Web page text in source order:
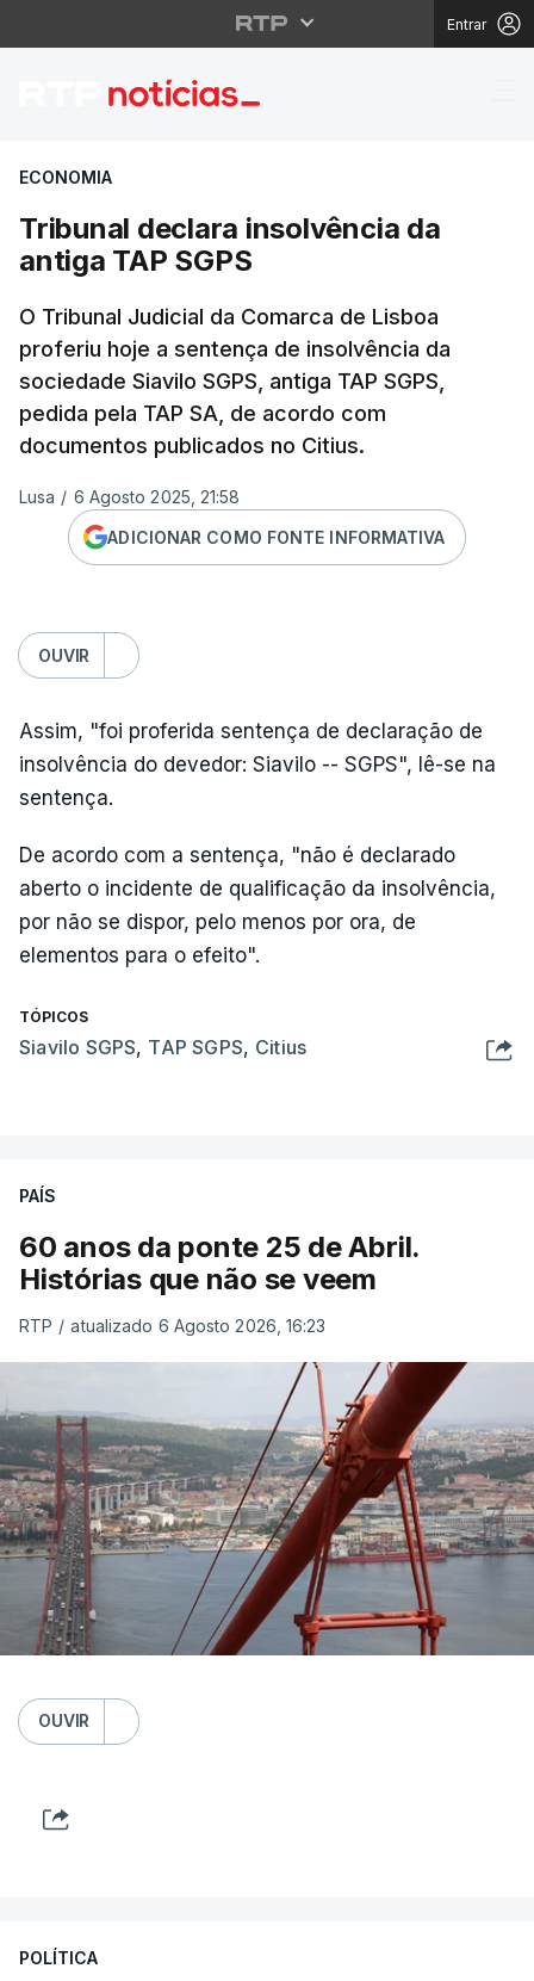
Entrar
Tribunal declara
ECONOMIA
Tribunal declara insolvência da
antiga TAP SGPS
O Tribunal Judicial da Comarca de Lisboa
proferiu hoje a sentença de insolvência da
sociedade Siavilo SGPS, antiga TAP SGPS,
pedida pela TAP SA, de acordo com
documentos publicados no Citius.
Lusa / 6 Agosto 2025, 21:58
ADICIONAR COMO FONTE INFORMATIVA
OUVIR
Assim, "foi proferida sentença de declaração de
insolvência do devedor: Siavilo -- SGPS", lê-se na
sentença.
De acordo com a sentença, "não é declarado
aberto o incidente de qualificação da insolvência,
por não se dispor, pelo menos por ora, de
elementos para o efeito".
TÓPICOS
Siavilo SGPS, TAP SGPS, Citius
PAÍS
60 anos da ponte 25 de Abril.
Histórias que não se veem
RTP / atualizado 6 Agosto 2026, 16:23
OUVIR
POLÍTICA